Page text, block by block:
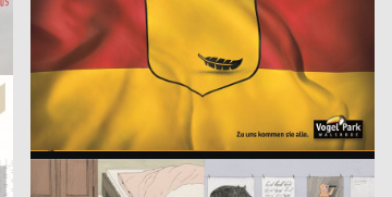
better new world
Class of 2006
Krænk Visuell Kreativ Agentur D
Silvesterknutschen
Sophia Martineck D
2005